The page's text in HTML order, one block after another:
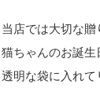
当店では大切な贈
猫ちゃんのお誕生
透明な袋に入れて